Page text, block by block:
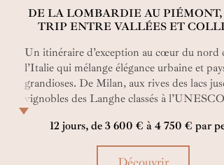
DE LA LOMBARDIE AU PIÉMONT,
TRIP ENTRE VALLÉES ET
Un itinéraire d’exception au cœur du nord
l’Italie qui mélange élégance urbaine et
grandioses. De Milan, aux rives des lacs
vignobles des Langhe classés à
autotour unit art de vivre, gastronomie et
expériences privées. Une odyssée
l’Italie se révèle sophistiquée, lumineuse et
intimement exclusive.
12 jours, de 3 600 € à 4 750 € par